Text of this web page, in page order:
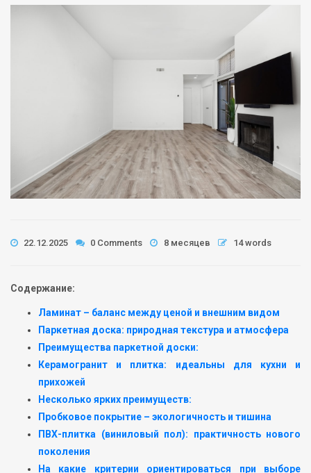
22.12.2025 0 Comments 8 месяцев 14 words
Содержание:
Ламинат – баланс между ценой и внешним видом
Паркетная доска: природная текстура и атмосфера
Преимущества паркетной доски:
Керамогранит и плитка: идеальны для кухни и
прихожей
Несколько ярких преимуществ:
Пробковое покрытие – экологичность и тишина
ПВХ-плитка (виниловый пол): практичность нового
поколения
На какие критерии ориентироваться при выборе